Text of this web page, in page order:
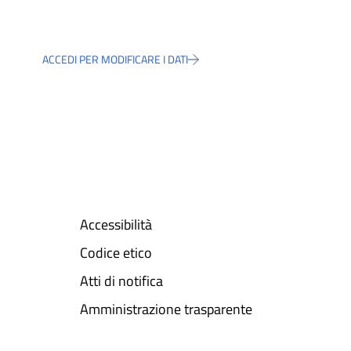
ACCEDI PER MODIFICARE I DATI
Accessibilità
Codice etico
Atti di notifica
Amministrazione trasparente